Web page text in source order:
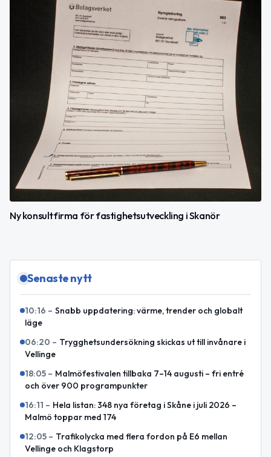
Ny konsultfirma för fastighetsutveckling i Skanör
Senaste nytt
10:16 – Snabb uppdatering: värme, trender och globalt
läge
06:20 – Trygghetsundersökning skickas ut till invånare i
Vellinge
18:05 – Malmöfestivalen tillbaka 7–14 augusti – fri entré
och över 900 programpunkter
16:11 – Hela listan: 348 nya företag i Skåne i juli 2026 –
Malmö toppar med 174
12:05 – Trafikolycka med flera fordon på E6 mellan
Vellinge och Klagstorp